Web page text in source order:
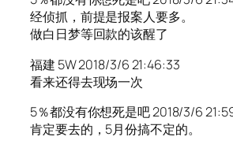
经侦抓，前提是报案人要多。
做白日梦等回款的该醒了
福建 5W 2018/3/6 21:46:33
看来还得去现场一次
5％都没有你想死是吧 2018/3/6
肯定要去的，5月份搞不定的。